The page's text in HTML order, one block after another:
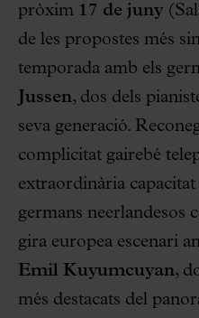
pròxim 17 de juny
de les propostes més
temporada amb els
Jussen, dos dels
seva generació.
complicitat gairebé
extraordinària
germans neerlandesos
gira europea escenari
Emil Kuyumcuyan,
més destacats del